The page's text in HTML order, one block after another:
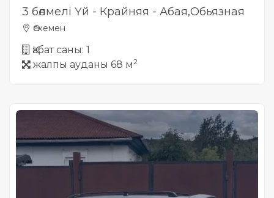
3 бөлмелі Үй - Крайняя - Абая,Обьязная
Өскемен
Қабат саны: 1
жалпы ауданы 68 м2